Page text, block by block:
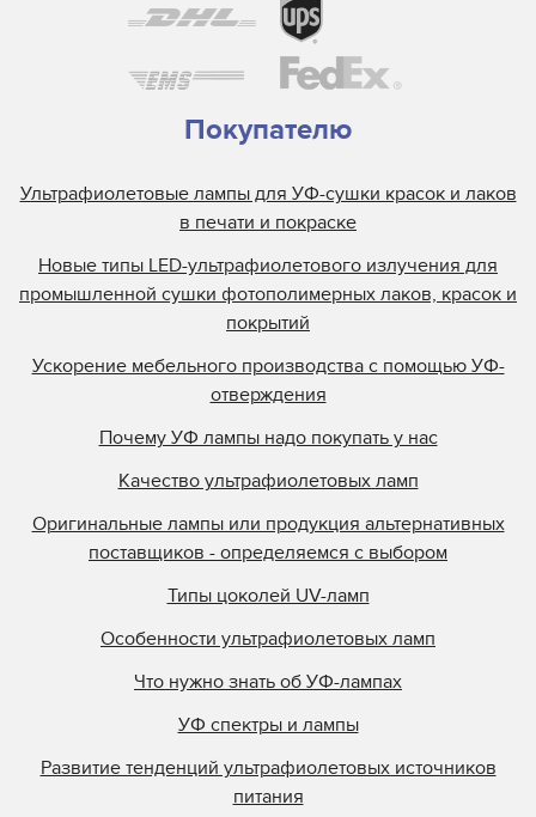
Nissei
Oxy Dry
Pacific
ROQ International
RTC
Sidel
Smart-UV
Soneko
Sylvania
Toshiba
Trisk
USHIO
Victory
XL Engineering
Покупателю
Ультрафиолетовые лампы для УФ-сушки красок и лаков
в печати и покраске
Новые типы LED-ультрафиолетового излучения для
промышленной сушки фотополимерных лаков, красок и
покрытий
Ускорение мебельного производства с помощью УФ-
отверждения
Почему УФ лампы надо покупать у нас
Качество ультрафиолетовых ламп
Оригинальные лампы или продукция альтернативных
поставщиков - определяемся с выбором
Типы цоколей UV-ламп
Особенности ультрафиолетовых ламп
Что нужно знать об УФ-лампах
УФ спектры и лампы
Развитие тенденций ультрафиолетовых источников
питания